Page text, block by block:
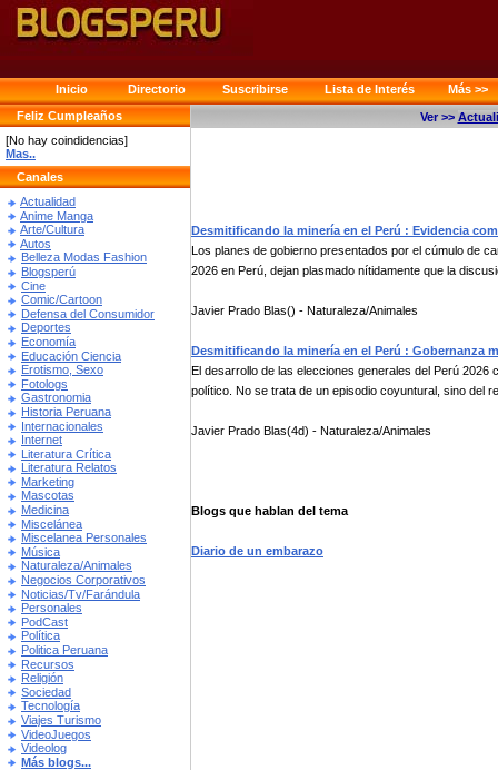
Inicio Directorio Suscribirse Lista de Interés
Más >>
Feliz Cumpleaños
[No hay coindidencias]
Mas..
Canales
Actualidad
Anime Manga
Arte/Cultura
Autos
Belleza Modas Fashion
Blogsperú
Cine
Comic/Cartoon
Defensa del Consumidor
Deportes
Economía
Educación Ciencia
Erotismo, Sexo
Fotologs
Gastronomia
Historia Peruana
Internacionales
Internet
Literatura Crítica
Literatura Relatos
Marketing
Mascotas
Medicina
Miscelánea
Miscelanea Personales
Música
Naturaleza/Animales
Negocios Corporativos
Noticias/Tv/Farándula
Personales
PodCast
Política
Politica Peruana
Recursos
Religión
Sociedad
Tecnología
Viajes Turismo
VideoJuegos
Videolog
Más blogs...
Ver >>
Desmitificando la minería en el Perú : Evidencia
Los planes de gobierno presentados por el cúmulo de
2026 en Perú, dejan plasmado nítidamente que la
Javier Prado Blas() - Naturaleza/Animales
Desmitificando la minería en el Perú : Gobernanza
El desarrollo de las elecciones generales del Perú
político. No se trata de un episodio coyuntural, sino del
Javier Prado Blas(4d) - Naturaleza/Animales
Blogs que hablan del tema
Diario de un embarazo